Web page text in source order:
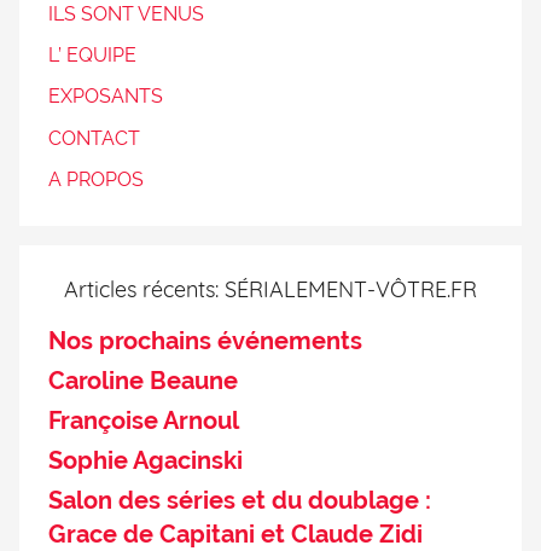
ILS SONT VENUS
L’ EQUIPE
EXPOSANTS
CONTACT
A PROPOS
Articles récents: SÉRIALEMENT-VÔTRE.FR
Nos prochains événements
Caroline Beaune
Françoise Arnoul
Sophie Agacinski
Salon des séries et du doublage :
Grace de Capitani et Claude Zidi